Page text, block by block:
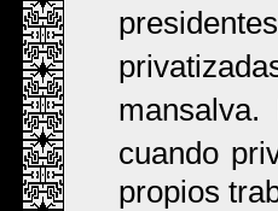
cuando
propios